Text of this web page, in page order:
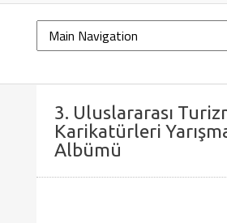
3. Uluslararası
Karikatürleri
Albümü